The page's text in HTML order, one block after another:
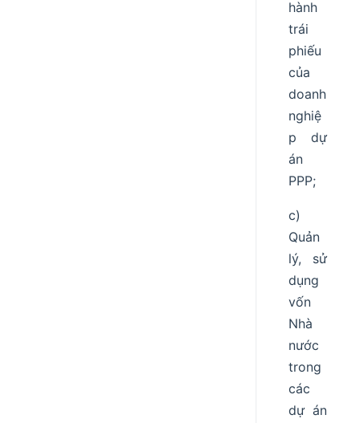
hành
trái
phiếu
của
doanh
nghiệ
p dự
án
PPP;
c)
Quản
lý, sử
dụng
vốn
Nhà
nước
trong
các
dự án